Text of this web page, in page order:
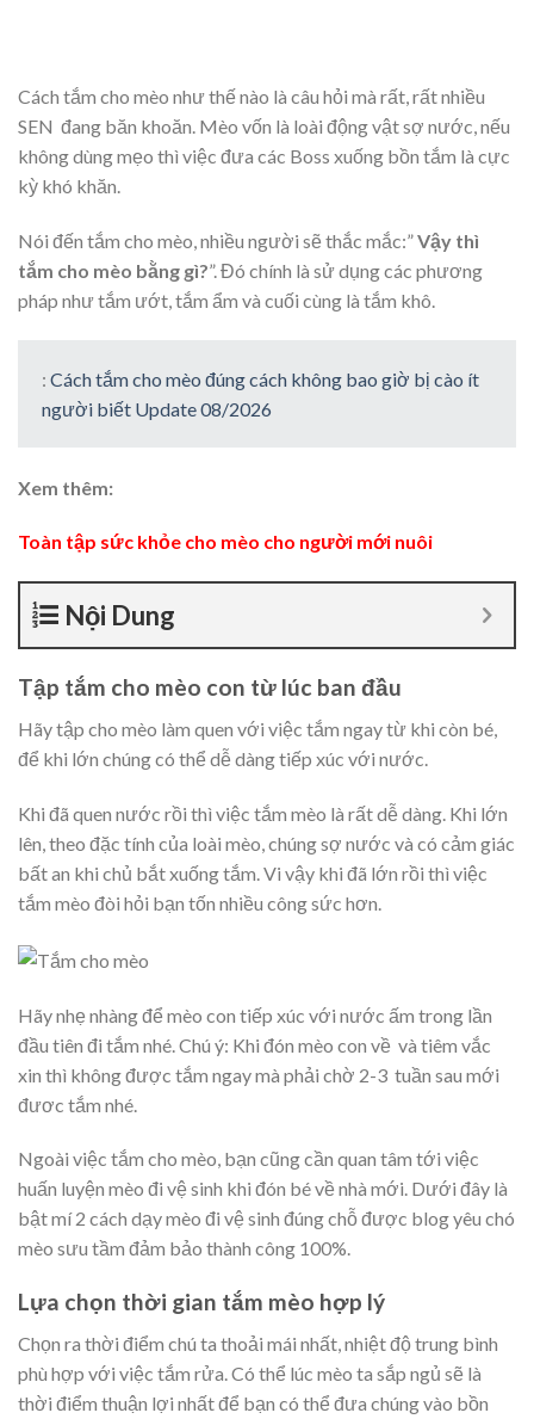
Cách tắm cho mèo như thế nào là câu hỏi mà rất, rất nhiều
SEN đang băn khoăn. Mèo vốn là loài động vật sợ nước, nếu
không dùng mẹo thì việc đưa các Boss xuống bồn tắm là cực
kỳ khó khăn.
Nói đến tắm cho mèo, nhiều người sẽ thắc mắc:”Vậy thì
tắm cho mèo bằng gì?”. Đó chính là sử dụng các phương
pháp như tắm ướt, tắm ẩm và cuối cùng là tắm khô.
: Cách tắm cho mèo đúng cách không bao giờ bị cào ít
người biết Update 08/2026
Xem thêm:
Toàn tập sức khỏe cho mèo cho người mới nuôi
Nội Dung
Tập tắm cho mèo con từ lúc ban đầu
Hãy tập cho mèo làm quen với việc tắm ngay từ khi còn bé,
để khi lớn chúng có thể dễ dàng tiếp xúc với nước.
Khi đã quen nước rồi thì việc tắm mèo là rất dễ dàng. Khi lớn
lên, theo đặc tính của loài mèo, chúng sợ nước và có cảm giác
bất an khi chủ bắt xuống tắm. Vi vậy khi đã lớn rồi thì việc
tắm mèo đòi hỏi bạn tốn nhiều công sức hơn.
Hãy nhẹ nhàng để mèo con tiếp xúc với nước ấm trong lần
đầu tiên đi tắm nhé. Chú ý: Khi đón mèo con về và tiêm vắc
xin thì không được tắm ngay mà phải chờ 2-3 tuần sau mới
đươc tắm nhé.
Ngoài việc tắm cho mèo, bạn cũng cần quan tâm tới việc
huấn luyện mèo đi vệ sinh khi đón bé về nhà mới. Dưới đây là
bật mí 2 cách dạy mèo đi vệ sinh đúng chỗ được blog yêu chó
mèo sưu tầm đảm bảo thành công 100%.
Lựa chọn thời gian tắm mèo hợp lý
Chọn ra thời điểm chú ta thoải mái nhất, nhiệt độ trung bình
phù hợp với việc tắm rửa. Có thể lúc mèo ta sắp ngủ sẽ là
thời điểm thuận lợi nhất để bạn có thể đưa chúng vào bồn